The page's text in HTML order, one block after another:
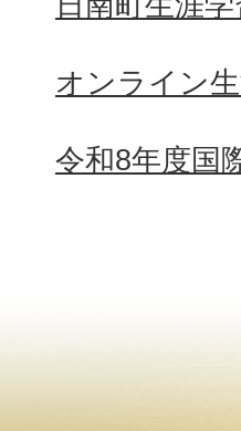
オンライン
令和8年度国